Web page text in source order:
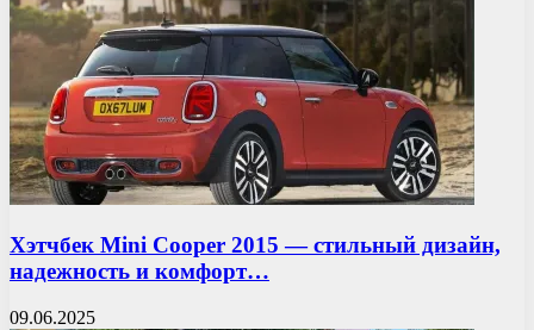
Хэтчбек Mini Cooper 2015 — стильный дизайн,
надежность и комфорт…
09.06.2025